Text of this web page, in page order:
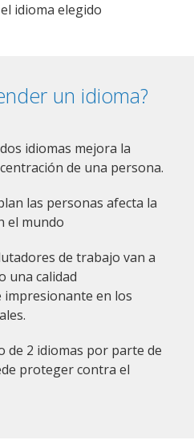
idioma elegido
un idioma?
idiomas mejora la
de una persona.
las personas afecta la
el mundo
de trabajo van a
una calidad
en los
de 2 idiomas por parte de
proteger contra el